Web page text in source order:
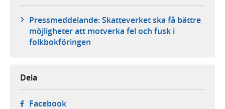
Pressmeddelande: Skatteverket ska få bättre
möjligheter att motverka fel och fusk i
folkbokföringen
Dela
Facebook- öppnas i ny flik, extern webbplats,